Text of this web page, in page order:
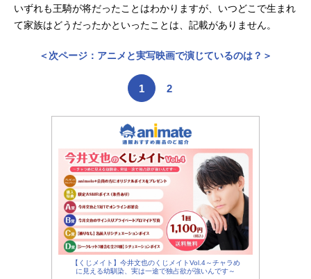
いずれも王騎が将だったことはわかりますが、いつどこで生まれ
て家族はどうだったかといったことは、記載がありません。
＜次ページ：アニメと実写映画で演じているのは？＞
1 2
【くじメイト】今井文也のくじメイトVol.4～チャラめ
に見える幼馴染、実は一途で独占欲が強いんです～